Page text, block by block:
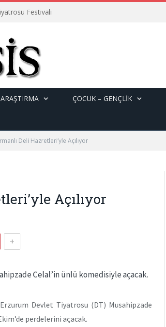
Festivali
ÇOCUK – GENÇLIK
Deli Hazretleri’yle Açılıyor
Açılıyor
+
Celal’in ünlü komedisiyle açacak.
Devlet Tiyatrosu (DT) Musahipzade
perdelerini açacak.